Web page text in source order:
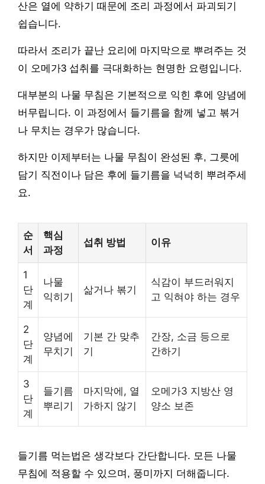
산은 열에 약하기 때문에 조리 과정에서 파괴되기
쉽습니다.
따라서 조리가 끝난 요리에 마지막으로 뿌려주는 것
이 오메가3 섭취를 극대화하는 현명한 요령입니다.
대부분의 나물 무침은 기본적으로 익힌 후에 양념에
버무립니다. 이 과정에서 들기름을 함께 넣고 볶거
나 무치는 경우가 많습니다.
하지만 이제부터는 나물 무침이 완성된 후, 그릇에
담기 직전이나 담은 후에 들기름을 넉넉히 뿌려주세
요.
순
서
핵심
과정
섭취 방법 이유
1
단
계
나물
익히기
삶거나 볶기
식감이 부드러워지
고 익혀야 하는 경우
2
단
계
양념에
무치기
기본 간 맞추
기
간장, 소금 등으로
간하기
3
단
계
들기름
뿌리기
마지막에, 열
가하지 않기
오메가3 지방산 영
양소 보존
들기름 먹는법은 생각보다 간단합니다. 모든 나물
무침에 적용할 수 있으며, 풍미까지 더해줍니다.